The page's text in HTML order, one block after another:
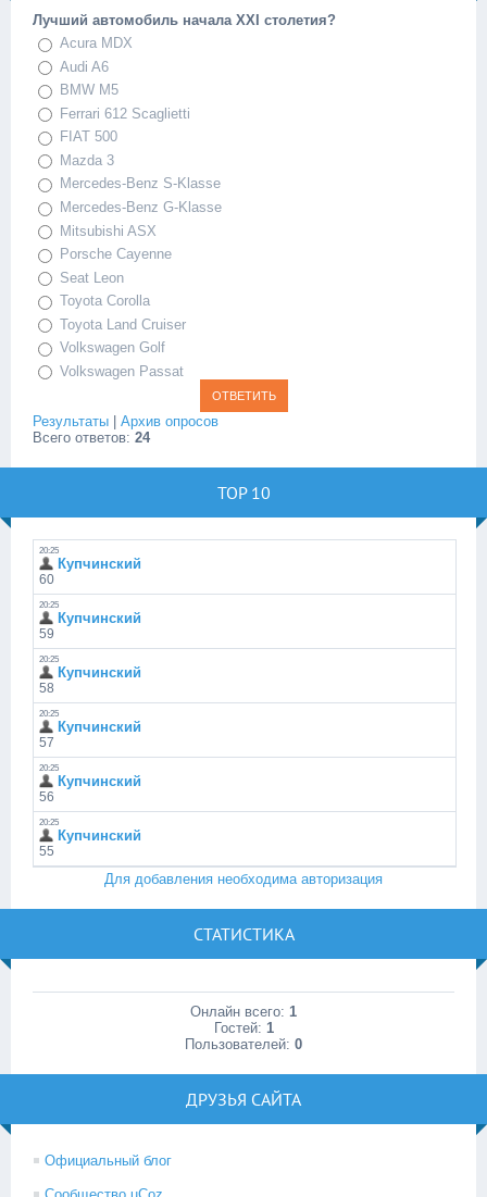
Лучший автомобиль начала XXI столетия?
Acura MDX
Audi A6
BMW M5
Ferrari 612 Scaglietti
FIAT 500
Mazda 3
Mercedes-Benz S-Klasse
Mercedes-Benz G-Klasse
Mitsubishi ASX
Porsche Cayenne
Seat Leon
Toyota Corolla
Toyota Land Cruiser
Volkswagen Golf
Volkswagen Passat
Результаты
Архив опросов
Всего ответов: 24
TOP 10
Для добавления необходима авторизация
СТАТИСТИКА
Онлайн всего: 1
Гостей: 1
Пользователей: 0
ДРУЗЬЯ САЙТА
Официальный блог